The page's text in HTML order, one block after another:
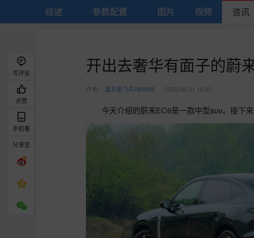
综述 参数配置 图片 视频 资讯
写评论
点赞
手机看
分享至
开出去奢华有面子的蔚
作者： 蓝北星飞鸟160508 2026-06-01 15:42
今天介绍的蔚来EC6是一款中型suv。接下来